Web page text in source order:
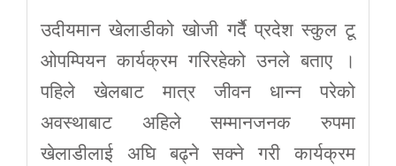
उदीयमान खेलाडीको खोजी गर्दैै प्रदेश स्कुल टू
ओपम्पियन कार्यक्रम गरिरहेको उनले बताए ।
पहिले खेलबाट मात्र जीवन धान्न परेको
अवस्थाबाट अहिले सम्मानजनक रुपमा
खेलाडीलाई अघि बढ्ने सक्ने गरी कार्यक्रम